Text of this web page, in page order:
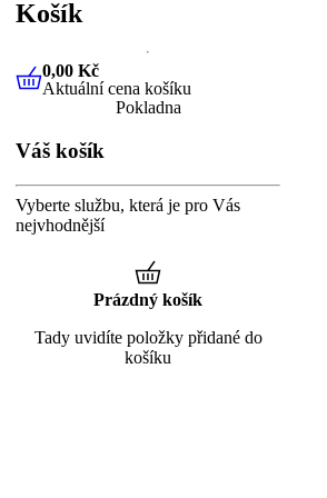
Košík
0,00 KčAktuální cena košíku
0,00 Kč
Aktuální cena košíku
Pokladna
Váš košík
Vyberte službu, která je pro Vás
nejvhodnější
Prázdný košík
Tady uvidíte položky přidané do
košíku